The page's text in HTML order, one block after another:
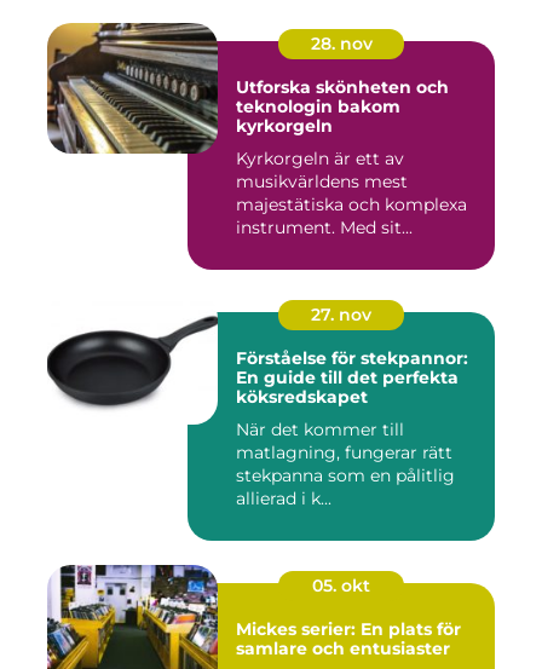
28. nov
Utforska skönheten och
teknologin bakom
kyrkorgeln
Kyrkorgeln är ett av
musikvärldens mest
majestätiska och komplexa
instrument. Med sit...
27. nov
Förståelse för stekpannor:
En guide till det perfekta
köksredskapet
När det kommer till
matlagning, fungerar rätt
stekpanna som en pålitlig
allierad i k...
05. okt
Mickes serier: En plats för
samlare och entusiaster